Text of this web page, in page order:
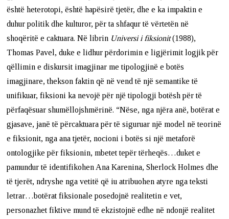
është heterotopi, është hapësirë tjetër, dhe e ka impaktin e
duhur politik dhe kulturor, për ta shfaqur të vërtetën në
shoqëritë e caktuara. Në librin Universi i fiksionit(1988),
Thomas Pavel, duke e lidhur përdorimin e ligjërimit logjik për
qëllimin e diskursit imagjinar me tipologjinë e botës
imagjinare, thekson faktin që në vend të një semantike të
unifikuar, fiksioni ka nevojë për një tipologji botësh për të
përfaqësuar shumëllojshmërinë. “Nëse, nga njëra anë, botërat e
gjasave, janë të përcaktuara për të siguruar një model në teorinë
e fiksionit, nga ana tjetër, nocioni i botës si një metaforë
ontologjike për fiksionin, mbetet tepër tërheqës…duket e
pamundur të identifikohen Ana Karenina, Sherlock Holmes dhe
të tjerët, ndryshe nga vetitë që iu atribuohen atyre nga teksti
letrar…botërat fiksionale posedojnë realitetin e vet,
personazhet fiktive mund të ekzistojnë edhe në ndonjë realitet